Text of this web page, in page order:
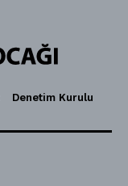
Denetim Kurulu